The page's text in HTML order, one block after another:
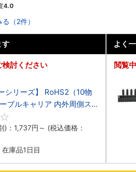
4.0
（2件）
す
討ください
シリーズ】 RoHS2（10物
ブルキャリア 内外周側ス
プ
)： 1,737円 ～ (税込価格：
庫品1日目
よく
閲覧